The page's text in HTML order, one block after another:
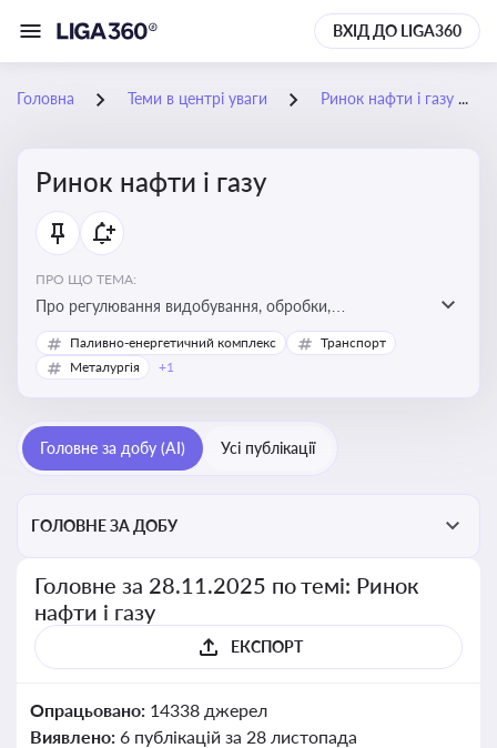
ВХІД ДО LIGA360
Головна Теми в центрі уваги Ринок нафти і газу
Ринок нафти і газу
ПРО ЩО ТЕМА:
Про регулювання видобування, обробки,
транспортування та реалізації нафти й природного
газу, що критично важливо для енергетичної безпеки,
Паливно-енергетичний комплекс
Транспорт
Металургія
+1
Головне за добу (AI) Усі публікації
ГОЛОВНЕ ЗА ДОБУ
Головне за 28.11.2025 по темі: Ринок
нафти і газу
ЕКСПОРТ
Опрацьовано: 14338 джерел
Виявлено: 6 публікацій за 28 листопада